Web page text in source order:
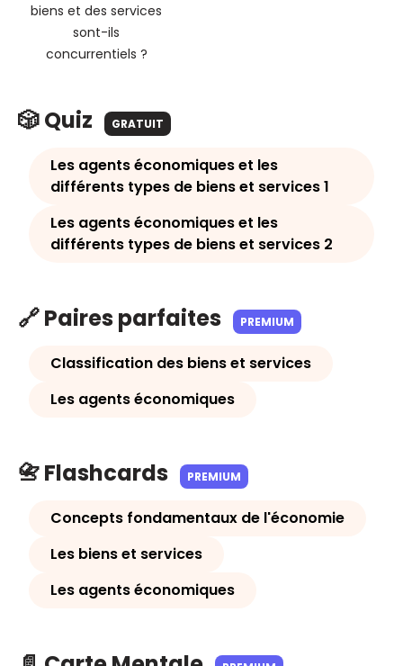
biens et des services
sont-ils
concurrentiels ?
🎲 Quiz GRATUIT
Les agents économiques et les
différents types de biens et services 1
Les agents économiques et les
différents types de biens et services 2
🔗 Paires parfaites PREMIUM
Classification des biens et services
Les agents économiques
📇 Flashcards PREMIUM
Concepts fondamentaux de l'économie
Les biens et services
Les agents économiques